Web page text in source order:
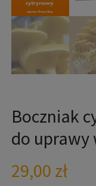
Boczniak
do uprawy
29,00 zł